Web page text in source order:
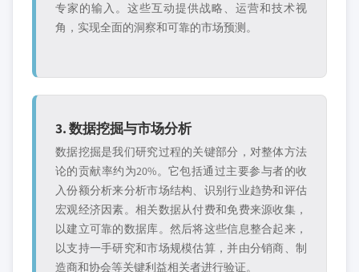
专家的输入。这些互动提供战略、运营和技术视
角，实现全面的洞察和可靠的市场预测。
3. 数据挖掘与市场分析
数据挖掘是我们研究过程的关键部分，对整体方法
论的贡献率约为20%。它包括通过主要参与者的收
入份额分析来分析市场结构、识别行业趋势和评估
宏观经济因素。相关数据从付费和免费来源收集，
以建立可靠的数据库。然后将这些信息整合起来，
以支持一手研究和市场规模估算，并由分销商、制
造商和协会等关键利益相关者进行验证。